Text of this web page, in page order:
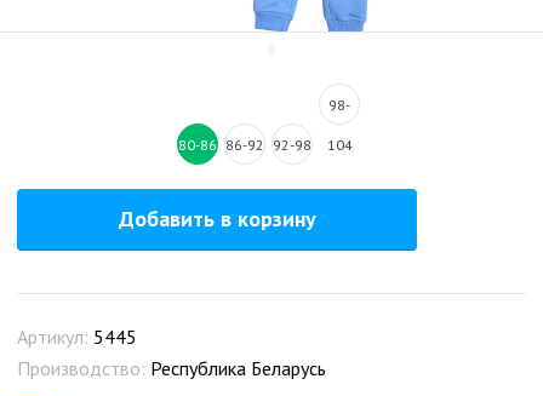
80-86 86-92 92-98
98-
104
Добавить в корзину
Артикул: 5445
Производство: Республика Беларусь